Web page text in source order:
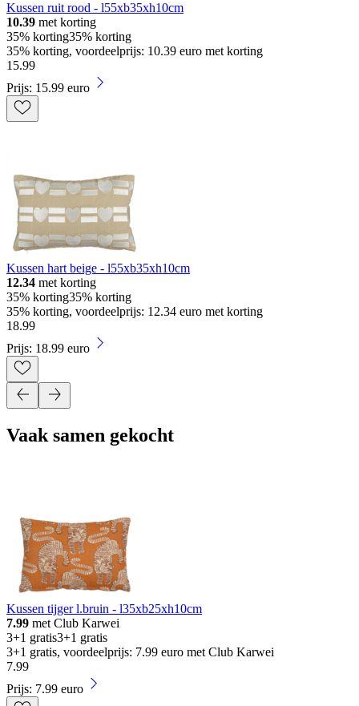
Kussen ruit rood - l55xb35xh10cm
10.39 met korting
35% korting35% korting
35% korting, voordeelprijs: 10.39 euro met korting
15.99
Prijs: 15.99 euro
Kussen hart beige - l55xb35xh10cm
12.34 met korting
35% korting35% korting
35% korting, voordeelprijs: 12.34 euro met korting
18.99
Prijs: 18.99 euro
Vaak samen gekocht
Kussen tijger l.bruin - l35xb25xh10cm
7.99 met Club Karwei
3+1 gratis3+1 gratis
3+1 gratis, voordeelprijs: 7.99 euro met Club Karwei
7.99
Prijs: 7.99 euro